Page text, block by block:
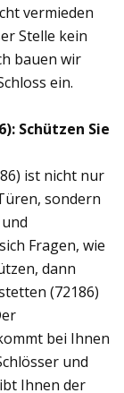
vermieden
Stelle kein
bauen wir
ein.
Schützen Sie
ist nicht nur
sondern
Fragen, wie
dann
(72186)
bei Ihnen
und
Ihnen der